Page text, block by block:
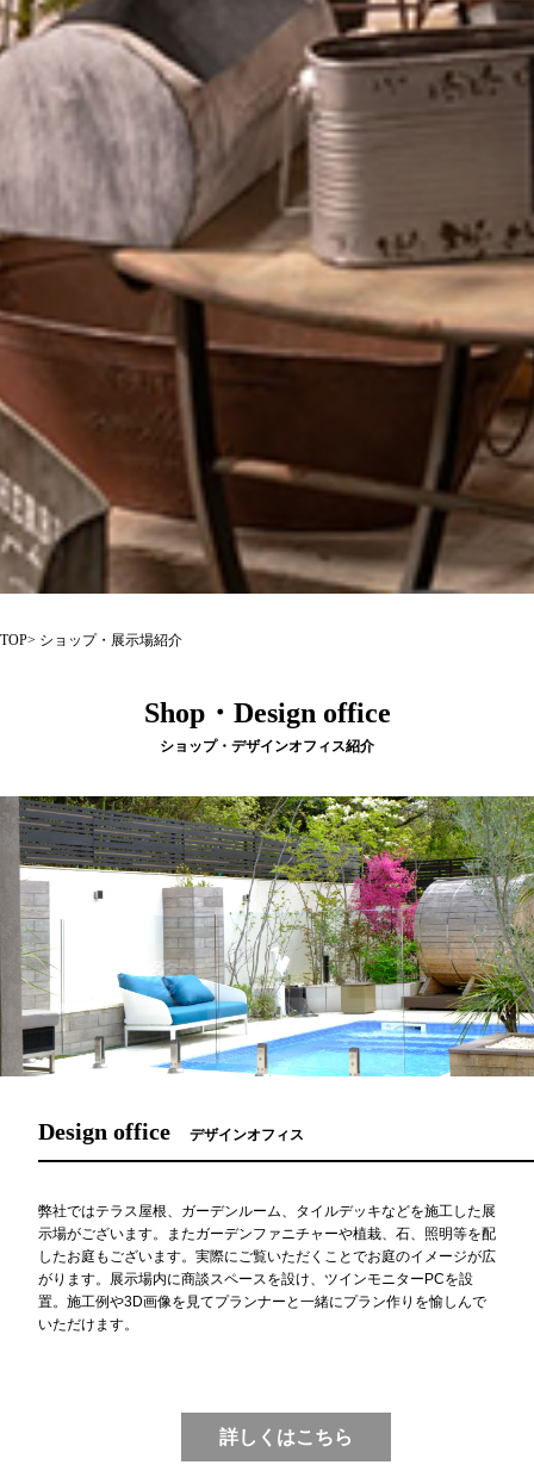
TOP> ショップ・展示場紹介
Shop・Design office
ショップ・デザインオフィス紹介
Design office デザインオフィス
弊社ではテラス屋根、ガーデンルーム、タイルデッキなどを施工した展
示場がございます。またガーデンファニチャーや植栽、石、照明等を配
したお庭もございます。実際にご覧いただくことでお庭のイメージが広
がります。展示場内に商談スペースを設け、ツインモニターPCを設
置。施工例や3D画像を見てプランナーと一緒にプラン作りを愉しんで
いただけます。
詳しくはこちら